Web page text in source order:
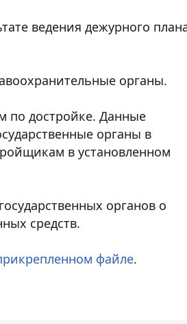
ведения дежурного
органы.
по достройке. Данные
органы в
в установленном
органов о
средств.
файле.